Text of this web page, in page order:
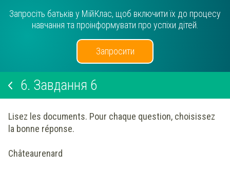
Запросіть батьків у МійКлас, щоб включити їх до процесу
навчання та проінформувати про успіхи дітей.
Запросити
6. Завдання 6
Lisez les documents. Pour chaque question, choisissez
la bonne réponse.
Châteaurenard